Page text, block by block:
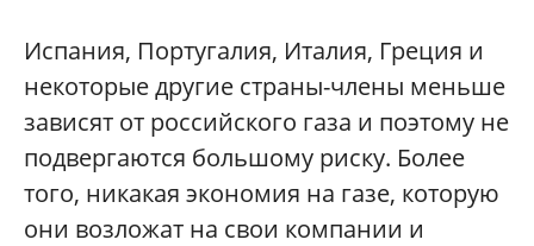
Испания, Португалия, Италия, Греция и
некоторые другие страны-члены меньше
зависят от российского газа и поэтому не
подвергаются большому риску. Более
того, никакая экономия на газе, которую
они возложат на свои компании и